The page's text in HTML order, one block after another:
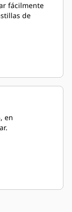
fácilmente
de
en